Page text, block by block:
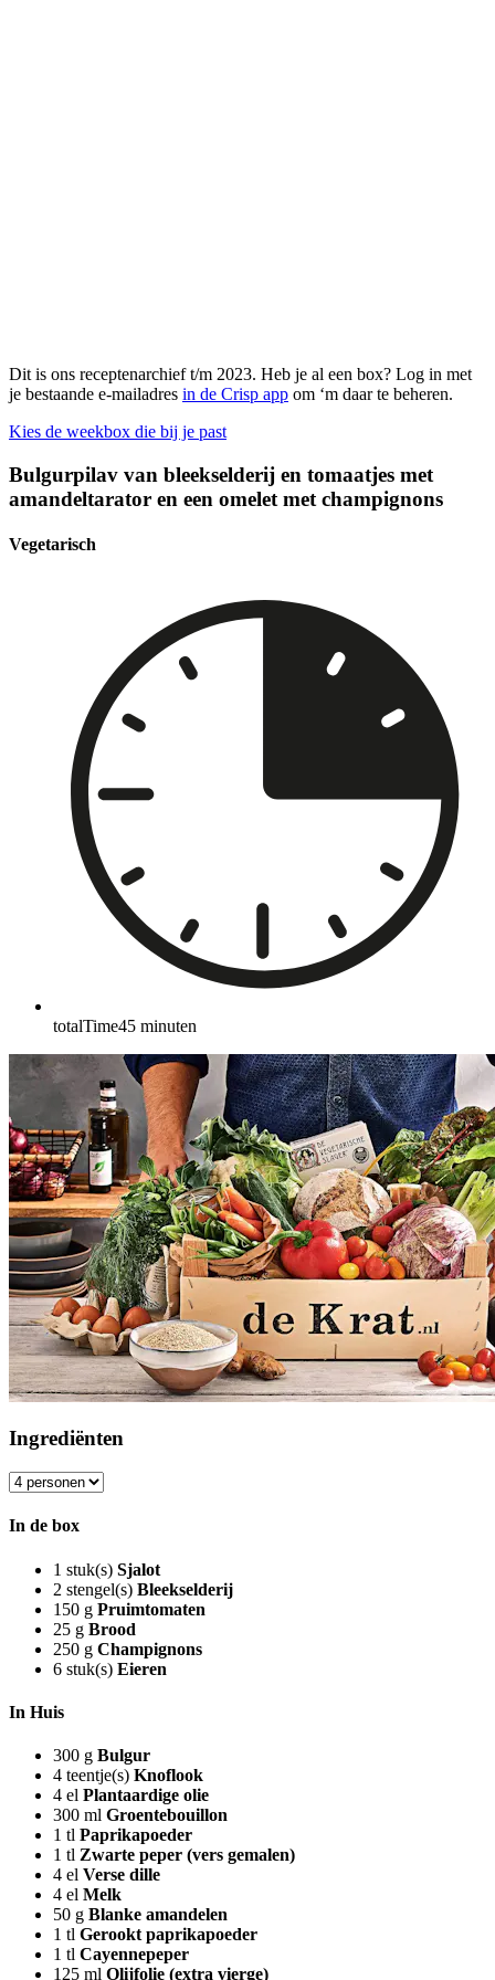
Dit is ons receptenarchief t/m 2023. Heb je al een box? Log in met
je bestaande e-mailadres in de Crisp app om ‘m daar te beheren.
Kies de weekbox die bij je past
Bulgurpilav van bleekselderij en tomaatjes met
amandeltarator en een omelet met champignons
Vegetarisch
totalTime45 minuten
Ingrediënten
In de box
1 stuk(s) Sjalot
2 stengel(s) Bleekselderij
150 g Pruimtomaten
25 g Brood
250 g Champignons
6 stuk(s) Eieren
In Huis
300 g Bulgur
4 teentje(s) Knoflook
4 el Plantaardige olie
300 ml Groentebouillon
1 tl Paprikapoeder
1 tl Zwarte peper (vers gemalen)
4 el Verse dille
4 el Melk
50 g Blanke amandelen
1 tl Gerookt paprikapoeder
1 tl Cayennepeper
125 ml Olijfolie (extra vierge)